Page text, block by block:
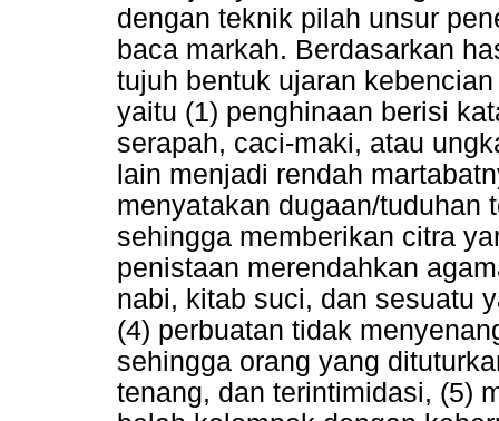
dengan teknik pilah unsur
baca markah. Berdasarkan
tujuh bentuk ujaran
yaitu (1) penghinaan berisi
serapah, caci-maki, atau
lain menjadi rendah
menyatakan dugaan/tuduhan
sehingga memberikan citra
penistaan merendahkan
nabi, kitab suci, dan sesuatu
(4) perbuatan tidak
sehingga orang yang
tenang, dan terintimidasi, (5)